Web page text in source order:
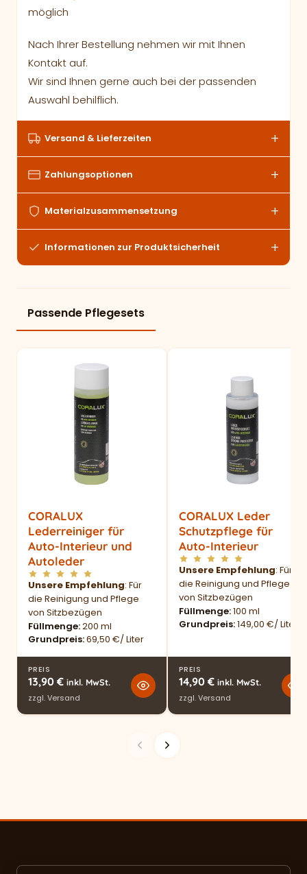
möglich
Nach Ihrer Bestellung nehmen wir mit Ihnen
Kontakt auf.
Wir sind Ihnen gerne auch bei der passenden
Auswahl behilflich.
Versand & Lieferzeiten
Zahlungsoptionen
Materialzusammensetzung
Informationen zur Produktsicherheit
Passende Pflegesets
CORALUX
Lederreiniger für
Auto-Interieur und
Autoleder
Unsere Empfehlung: Für
die Reinigung und Pflege
von Sitzbezügen
Füllmenge 200 ml
Grundpreis 69,50 €/ Liter
PREIS
13,90 € inkl. MwSt.
zzgl.Versand
CORALUX Leder
Schutzpflege für
Auto-Interieur
Unsere Empfehlung: Für
die Reinigung und Pflege
von Sitzbezügen
Füllmenge 100 ml
Grundpreis 149,00 €/ Liter
PREIS
14,90 € inkl. MwSt.
zzgl.Versand